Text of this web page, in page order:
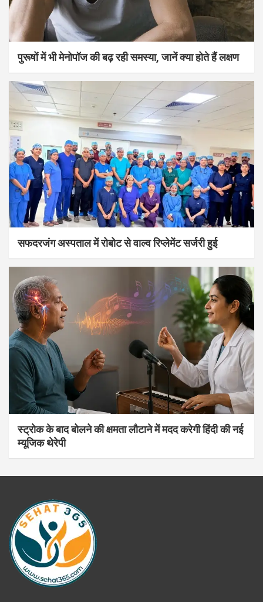
पुरूषों में भी मेनोपॉज की बढ़ रही समस्या, जानें क्या होते हैं लक्षण
सफदरजंग अस्पताल में रोबोट से वाल्व रिप्लेमेंट सर्जरी हुई
स्ट्रोक के बाद बोलने की क्षमता लौटाने में मदद करेगी हिंदी की नई
म्यूजिक थेरेपी